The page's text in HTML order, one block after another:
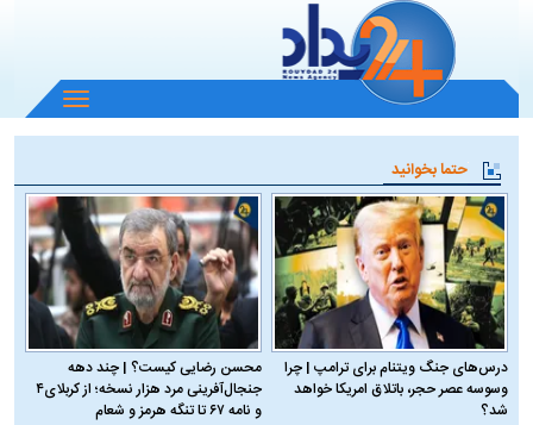
باز
و
منو
حتما بخوانید
درس‌های جنگ ویتنام برای ترامپ | چرا
وسوسه عصر حجر، باتلاق امریکا خواهد
شد؟
محسن رضایی کیست؟ | چند دهه
جنجال‌آفرینی مرد هزار نسخه؛ از کربلای۴
و نامه ۶۷ تا تنگه هرمز و شعام